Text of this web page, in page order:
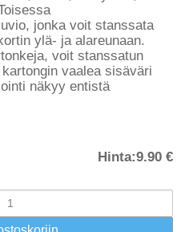
jonka voit stanssata
ylä- ja alareunaan.
voit stanssatun
vaalea sisäväri
näkyy entistä
Hinta:9.90 €